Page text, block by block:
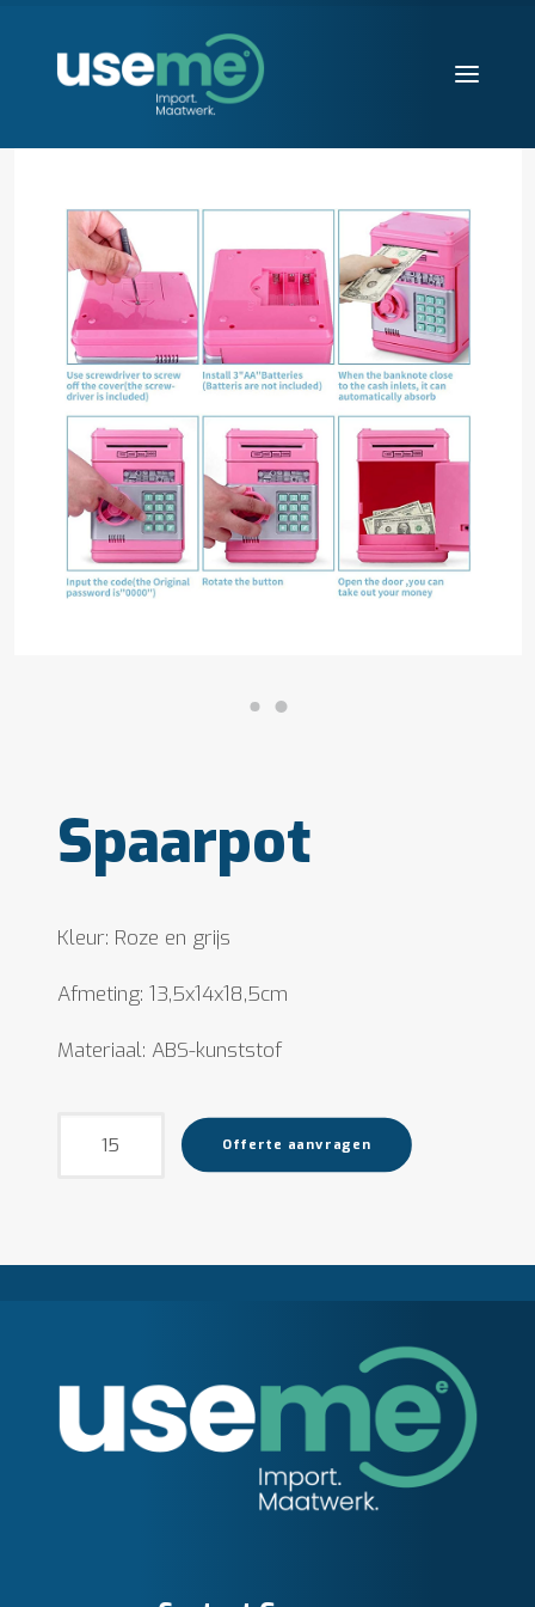
Diensten
Werkwijze
Huisvesting
Producten
Over ons
Blogs
Contact
Aanvraag starten
Search
Spaarpot
Kleur: Roze en grijs
Afmeting: 13,5x14x18,5cm
Materiaal: ABS-kunststof
Offerte aanvragen